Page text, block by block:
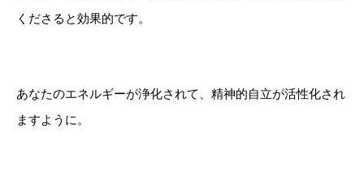
くださると効果的です。
あなたのエネルギーが浄化されて、精神的自立が活性化され
ますように。